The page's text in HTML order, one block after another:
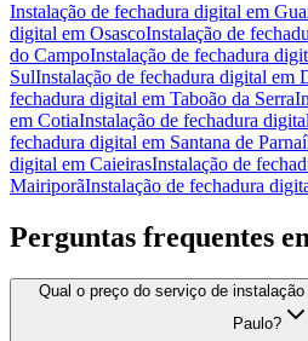
Instalação de fechadura digital em
digital em OsascoInstalação de
do CampoInstalação de fechadura
SulInstalação de fechadura digital em
fechadura digital em Taboão da Serra
em CotiaInstalação de fechadura
fechadura digital em Santana de
digital em CaieirasInstalação de
MairiporãInstalação de fechadura
Perguntas frequentes
Qual o preço do serviço de
Paulo?